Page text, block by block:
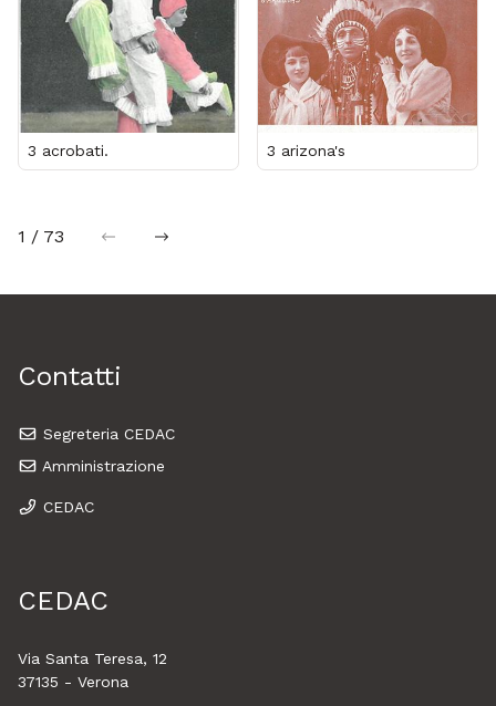
3 acrobati. 3 arizona's
1 / 73 precedentesuccessiva
Contatti
Segreteria CEDAC
Amministrazione
CEDAC
CEDAC
Via Santa Teresa, 12
37135 - Verona